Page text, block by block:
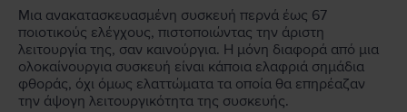
Μια ανακατασκευασμένη συσκευή περνά έως 67
ποιοτικούς ελέγχους, πιστοποιώντας την άριστη
λειτουργία της, σαν καινούργια. Η μόνη διαφορά από μια
ολοκαίνουργια συσκευή είναι κάποια ελαφριά σημάδια
φθοράς, όχι όμως ελαττώματα τα οποία θα επηρέαζαν
την άψογη λειτουργικότητα της συσκευής.